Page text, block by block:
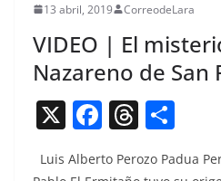
13 abril, 2019 CorreodeLara
VIDEO | El
Nazareno de San
X F
c
T
re
o
m
Luis Alber­to Per­o­zo Pad­ua